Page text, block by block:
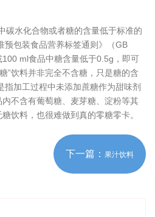
碳水化合物或者糖的含量低于标准的
预包装食品营养标签通则》（GB
ml食品中糖含量低于0.5g，即可
”饮料并非完全不含糖，只是糖的含
指加工过程中未添加蔗糖作为甜味剂
不含有葡萄糖、麦芽糖、淀粉等其
饮料，也很难做到真的零糖零卡。
下一篇： 果汁饮料